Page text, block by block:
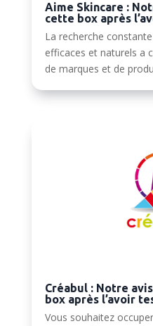
Aime Skincare :
cette box après
La recherche
efficaces et naturels a
de marques et de
Créabul : Notre
box après l’avoir
Vous souhaitez